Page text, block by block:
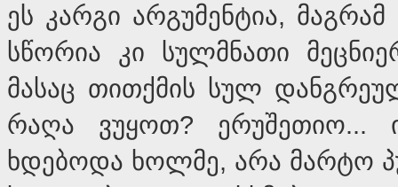
ეს კარგი არგუმენტია,
სწორია კი სულმნათი
მასაც თითქმის სულ
რაღა ვუყოთ? ერუშეთიო...
ხდებოდა ხოლმე, არა მარტო